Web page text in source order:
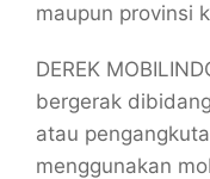
maupun provinsi
DEREK
bergerak
atau
menggunakan